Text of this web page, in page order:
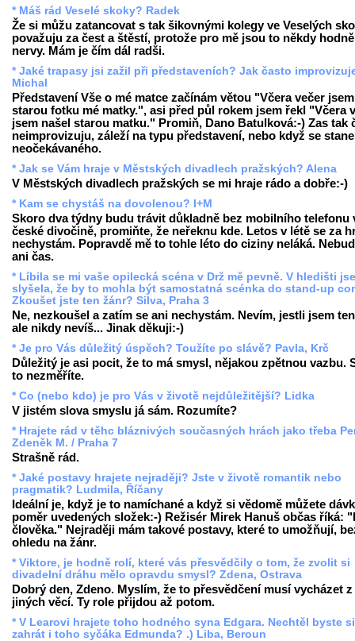
* Máš rád Veselé skoky? Radek
Že si můžu zatancovat s tak šikovnými kolegy ve Veselých
považuju za čest a štěstí, protože pro mě jsou to někdy
nervy. Mám je čím dál radši.
* Jaké trapasy jsi zažil při představeních? Jak často
Michal
Představení Vše o mé matce začínám větou "Včera večer
starou fotku mé matky.", asi před půl rokem jsem řekl "Včera
jsem našel starou matku." Promiň, Dano Batulková:-) Zas tak
neimprovizuju, záleží na typu představení, nebo když se
neočekávaného.
* Jak se Vám hraje v Městských divadlech pražských? Alena
V Městských divadlech pražských se mi hraje rádo a dobře:-)
* Kam se chystáš na dovolenou? I+M
Skoro dva týdny budu trávit důkladně bez mobilního telefonu
české divočině, promiňte, že neřeknu kde. Letos v létě se za
nechystám. Popravdě mě to tohle léto do ciziny neláká.
ani čas.
* Líbila se mi vaše opilecká scéna v Drž mě pevně. V hledišti
slyšela, že by to mohla být samostatná scénka do stand-up
Zkoušet jste ten žánr? Silva, Praha 3
Ne, nezkoušel a zatím se ani nechystám. Nevím, jestli jsem
ale nikdy nevíš... Jinak děkuji:-)
* Je pro Vás důležitý úspěch? Toužíte po slávě? Pavla, Krč
Důležitý je asi pocit, že to má smysl, nějakou zpětnou vazbu.
to nezměříte.
* Co (nebo kdo) je pro Vás v životě nejdůležitější? Lidka
V jistém slova smyslu já sám. Rozumíte?
* Hrajete rád v těhc bláznivých současných hrách jako třeba
Zdeněk M. / Praha 7
Strašně rád.
* Jaké postavy hrajete nejraději? Jste v životě romantik nebo
pragmatik? Ludmila, Říčany
Ideální je, když je to namíchané a když si vědomě můžete
poměr uvedených složek:-) Režisér Mirek Hanuš občas říká:
člověka." Nejraději mám takové postavy, které to umožňují,
ohledu na žánr.
* Viktore, je hodně rolí, které vás přesvědčily o tom, že zvolit si
divadelní dráhu mělo opravdu smysl? Zdena, Ostrava
Dobrý den, Zdeno. Myslím, že to přesvědčení musí vycházet z
jiných věcí. Ty role přijdou až potom.
* V Learovi hrajete toho hodného syna Edgara. Nechtěl byste si
zahrát i toho syčáka Edmunda? .) Liba, Beroun